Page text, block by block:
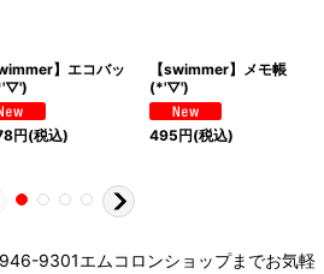
】エコバッ
円(税込)
【swimmer】メモ帳
(*'▽')
495円(税込)
9301エムコロンショップまでお気軽